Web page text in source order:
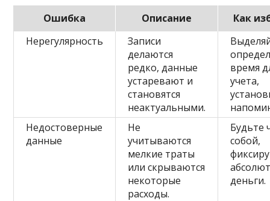
Ошибка Описание
Как
Нерегулярность
Записи
делаются
редко, данные
устаревают и
становятся
неактуальными.
время
учета,
Недостоверные
данные
Не
учитываются
мелкие траты
или скрываются
некоторые
расходы.
Будьте
собой,
деньги.